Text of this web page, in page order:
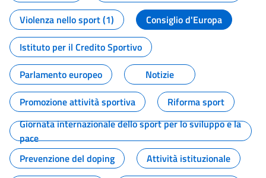
Violenza nello sport (1)
Consiglio d'Europa
Istituto per il Credito Sportivo
Parlamento europeo
Notizie
Promozione attività sportiva
Riforma sport
Giornata internazionale dello sport per lo sviluppo e la
pace
Prevenzione del doping
Attività istituzionale